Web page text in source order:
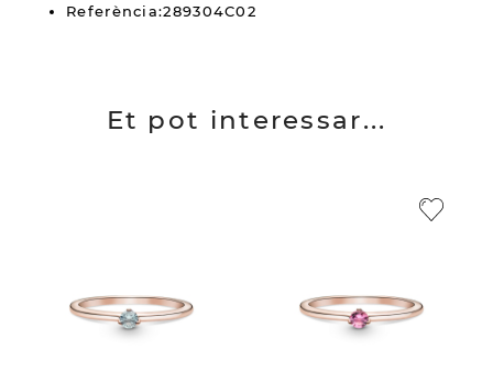
Referència:289304C02
Et pot interessar...